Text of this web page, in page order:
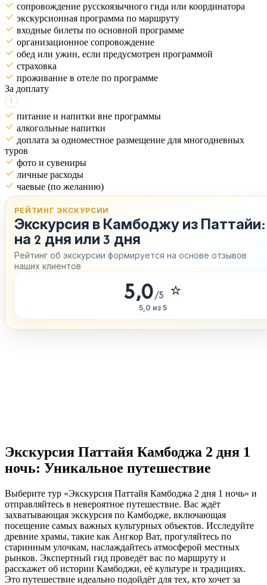
сопровождение русскоязычного гида или координатора
экскурсионная программа по маршруту
входные билеты по основной программе
организационное сопровождение
обед или ужин, если предусмотрен программой
страховка
проживание в отеле по программе
За доплату
питание и напитки вне программы
алкогольные напитки
доплата за одноместное размещение для многодневных
туров
фото и сувениры
личные расходы
чаевые (по желанию)
РЕЙТИНГ ЭКСКУРСИИ
Экскурсия в Камбоджу из Паттайи:
на 2 дня или 3 дня
Рейтинг об экскурсии формируется на основе отзывов
наших клиентов
5,0/5 ⭐
5,0 из 5
Экскурсия Паттайя Камбоджа 2 дня 1
ночь: Уникальное путешествие
Выберите тур «Экскурсия Паттайя Камбоджа 2 дня 1 ночь» и
отправляйтесь в невероятное путешествие. Вас ждёт
захватывающая экскурсия по Камбодже, включающая
посещение самых важных культурных объектов. Исследуйте
древние храмы, такие как Ангкор Ват, прогуляйтесь по
старинным улочкам, наслаждайтесь атмосферой местных
рынков. Экспертный гид проведёт вас по маршруту и
расскажет об истории Камбоджи, её культуре и традициях.
Это путешествие идеально подойдёт для тех, кто хочет за